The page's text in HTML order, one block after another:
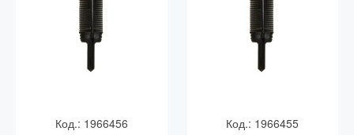
Код.: 1966456 Код.: 1966455